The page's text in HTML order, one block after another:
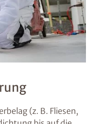
(z. B. Fliesen,